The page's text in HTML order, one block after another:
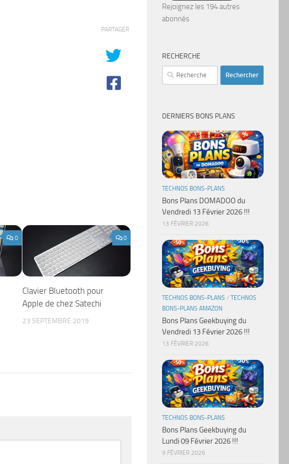
PARTAGER
0 0
Clavier Bluetooth pour
Apple de chez Satechi
23 SEPTEMBRE 2019
mail
Rejoignez les 194 autres
abonnés
RECHERCHE
Rechercher :
DERNIERS BONS PLANS
TECHNOS BONS-PLANS
Bons Plans DOMADOO du
Vendredi 13 Février 2026 !!!
13 FÉVRIER 2026
TECHNOS BONS-PLANS / TECHNOS
BONS-PLANS AMAZON
Bons Plans Geekbuying du
Vendredi 13 Février 2026 !!!
13 FÉVRIER 2026
TECHNOS BONS-PLANS
Bons Plans Geekbuying du
Lundi 09 Février 2026 !!!
9 FÉVRIER 2026